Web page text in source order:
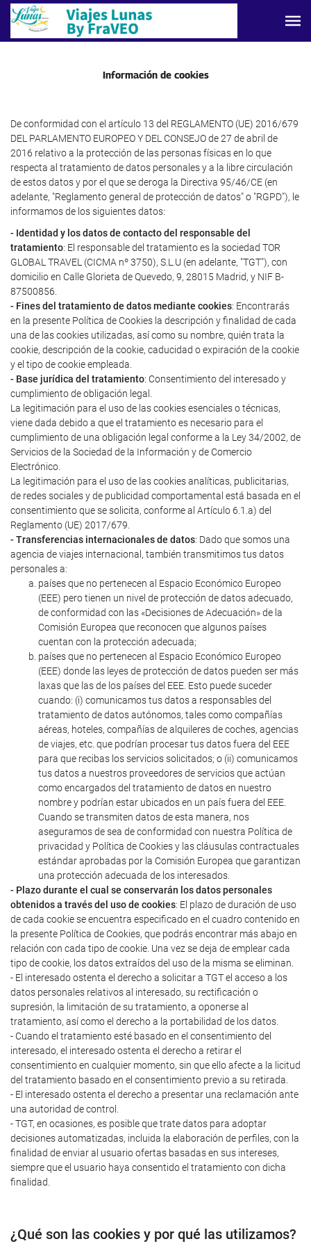
Información de cookies
De conformidad con el artículo 13 del REGLAMENTO (UE) 2016/679
DEL PARLAMENTO EUROPEO Y DEL CONSEJO de 27 de abril de
2016 relativo a la protección de las personas físicas en lo que
respecta al tratamiento de datos personales y a la libre circulación
de estos datos y por el que se deroga la Directiva 95/46/CE (en
adelante, "Reglamento general de protección de datos" o "RGPD"), le
informamos de los siguientes datos:
- Identidad y los datos de contacto del responsable del
tratamiento: El responsable del tratamiento es la sociedad TOR
GLOBAL TRAVEL (CICMA nº 3750), S.L.U (en adelante, "TGT"), con
domicilio en Calle Glorieta de Quevedo, 9, 28015 Madrid, y NIF B-
87500856.
- Fines del tratamiento de datos mediante cookies: Encontrarás
en la presente Política de Cookies la descripción y finalidad de cada
una de las cookies utilizadas, así como su nombre, quién trata la
cookie, descripción de la cookie, caducidad o expiración de la cookie
y el tipo de cookie empleada.
- Base jurídica del tratamiento: Consentimiento del interesado y
cumplimiento de obligación legal.
La legitimación para el uso de las cookies esenciales o técnicas,
viene dada debido a que el tratamiento es necesario para el
cumplimiento de una obligación legal conforme a la Ley 34/2002, de
Servicios de la Sociedad de la Información y de Comercio
Electrónico.
La legitimación para el uso de las cookies analíticas, publicitarias,
de redes sociales y de publicidad comportamental está basada en el
consentimiento que se solicita, conforme al Artículo 6.1.a) del
Reglamento (UE) 2017/679.
- Transferencias internacionales de datos: Dado que somos una
agencia de viajes internacional, también transmitimos tus datos
personales a:
países que no pertenecen al Espacio Económico Europeo
(EEE) pero tienen un nivel de protección de datos adecuado,
de conformidad con las «Decisiones de Adecuación» de la
Comisión Europea que reconocen que algunos países
cuentan con la protección adecuada;
países que no pertenecen al Espacio Económico Europeo
(EEE) donde las leyes de protección de datos pueden ser más
laxas que las de los países del EEE. Esto puede suceder
cuando: (i) comunicamos tus datos a responsables del
tratamiento de datos autónomos, tales como compañías
aéreas, hoteles, compañías de alquileres de coches, agencias
de viajes, etc. que podrían procesar tus datos fuera del EEE
para que recibas los servicios solicitados; o (ii) comunicamos
tus datos a nuestros proveedores de servicios que actúan
como encargados del tratamiento de datos en nuestro
nombre y podrían estar ubicados en un país fuera del EEE.
Cuando se transmiten datos de esta manera, nos
aseguramos de sea de conformidad con nuestra Política de
privacidad y Política de Cookies y las cláusulas contractuales
estándar aprobadas por la Comisión Europea que garantizan
una protección adecuada de los interesados.
- Plazo durante el cual se conservarán los datos personales
obtenidos a través del uso de cookies: El plazo de duración de uso
de cada cookie se encuentra especificado en el cuadro contenido en
la presente Política de Cookies, que podrás encontrar más abajo en
relación con cada tipo de cookie. Una vez se deja de emplear cada
tipo de cookie, los datos extraídos del uso de la misma se eliminan.
- El interesado ostenta el derecho a solicitar a TGT el acceso a los
datos personales relativos al interesado, su rectificación o
supresión, la limitación de su tratamiento, a oponerse al
tratamiento, así como el derecho a la portabilidad de los datos.
- Cuando el tratamiento esté basado en el consentimiento del
interesado, el interesado ostenta el derecho a retirar el
consentimiento en cualquier momento, sin que ello afecte a la licitud
del tratamiento basado en el consentimiento previo a su retirada.
- El interesado ostenta el derecho a presentar una reclamación ante
una autoridad de control.
- TGT, en ocasiones, es posible que trate datos para adoptar
decisiones automatizadas, incluida la elaboración de perfiles, con la
finalidad de enviar al usuario ofertas basadas en sus intereses,
siempre que el usuario haya consentido el tratamiento con dicha
finalidad.
¿Qué son las cookies y por qué las utilizamos?